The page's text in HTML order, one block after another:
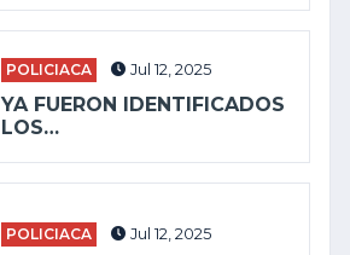
POLICIACA Jul 12, 2025
YA FUERON IDENTIFICADOS
LOS…
POLICIACA Jul 12, 2025